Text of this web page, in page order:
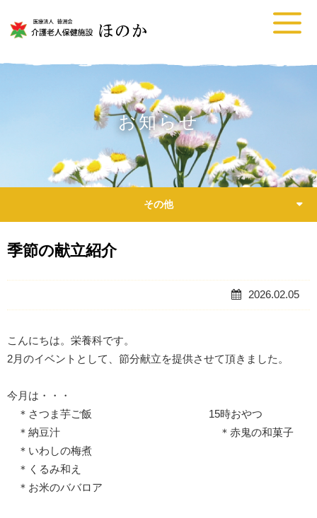
お知らせ
季節の献立紹介
2026.02.05
こんにちは。栄養科です。
2月のイベントとして、節分献立を提供させて頂きました。
今月は・・・
＊さつま芋ご飯 15時おやつ
＊納豆汁 ＊赤鬼の和菓子
＊いわしの梅煮
＊くるみ和え
＊お米のババロア
その他